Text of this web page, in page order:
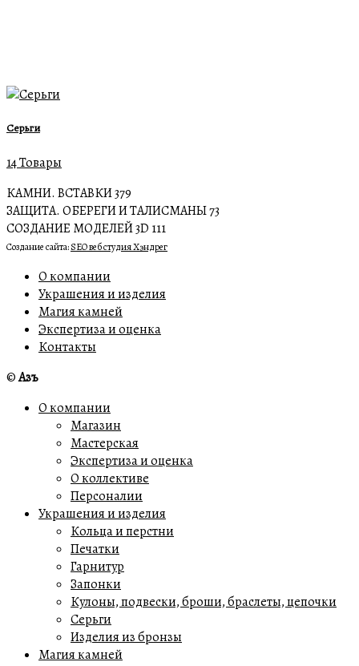
Серьги
14 Товары
КАМНИ. ВСТАВКИ379
ЗАЩИТА. ОБЕРЕГИ И ТАЛИСМАНЫ73
СОЗДАНИЕ МОДЕЛЕЙ 3D 111
Создание сайта:SEO веб студия Хэндрег
О компании
Украшения и изделия
Магия камней
Экспертиза и оценка
Контакты
©Азъ
О компании
Магазин
Мастерская
Экспертиза и оценка
О коллективе
Персоналии
Украшения и изделия
Кольца и перстни
Печатки
Гарнитур
Запонки
Кулоны, подвески, броши, браслеты, цепочки
Серьги
Изделия из бронзы
Магия камней